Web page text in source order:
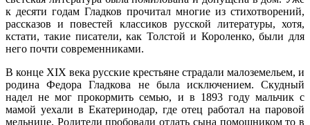
к десяти годам Гладков прочитал многие из стихотворений,
рассказов и повестей классиков русской литературы, хотя,
кстати, такие писатели, как Толстой и Короленко, были для
него почти современниками.
В конце XIX века русские крестьяне страдали малоземельем, и
родина Федора Гладкова не была исключением. Скудный
надел не мог прокормить семью, и в 1893 году мальчик с
мамой уехали в Екатеринодар, где отец работал на паровой
мельнице. Родители пробовали отдать сына помощником то в